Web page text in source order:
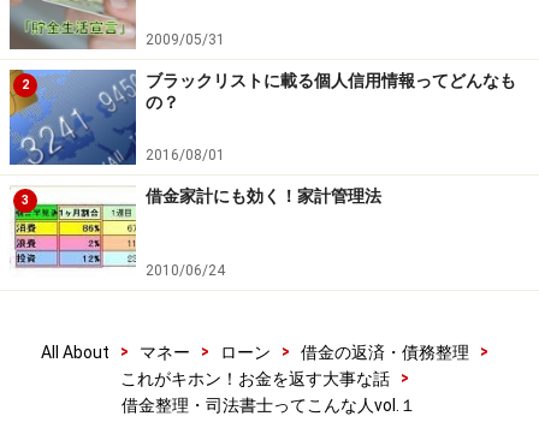
2009/05/31
2
ブラックリストに載る個人信用情報ってどんなも
の？
2016/08/01
3 借金家計にも効く！家計管理法
2010/06/24
All About > マネー > ローン > 借金の返済・債務整理
>
これがキホン！お金を返す大事な話
>
借金整理・司法書士ってこんな人vol.１